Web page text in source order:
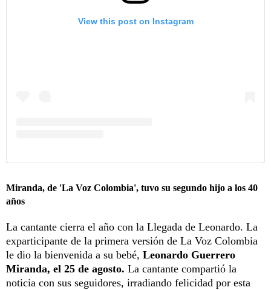
View this post on Instagram
Miranda, de 'La Voz Colombia', tuvo su segundo hijo a los 40
años
La cantante cierra el año con la Llegada de Leonardo. La
exparticipante de la primera versión de La Voz Colombia
le dio la bienvenida a su bebé, Leonardo Guerrero
Miranda, el 25 de agosto. La cantante compartió la
noticia con sus seguidores, irradiando felicidad por esta